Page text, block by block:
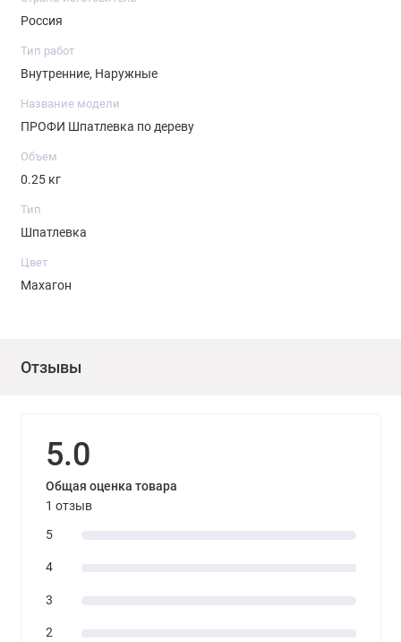
Россия
Тип работ
Внутренние, Наружные
Название модели
ПРОФИ Шпатлевка по дереву
Объем
0.25 кг
Тип
Шпатлевка
Цвет
Махагон
Отзывы
5.0
Общая оценка товара
1 отзыв
5
4
3
2